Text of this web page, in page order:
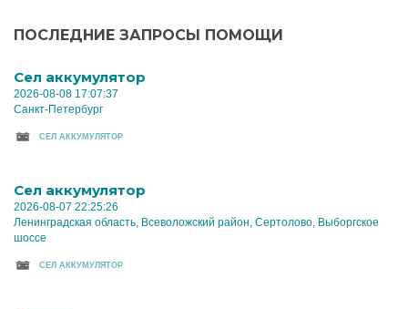
ПОСЛЕДНИЕ ЗАПРОСЫ ПОМОЩИ
Cел аккумулятор
2026-08-08 17:07:37
Санкт-Петербург
CЕЛ АККУМУЛЯТОР
Cел аккумулятор
2026-08-07 22:25:26
Ленинградская область, Всеволожский район, Сертолово, Выборгское
шоссе
CЕЛ АККУМУЛЯТОР